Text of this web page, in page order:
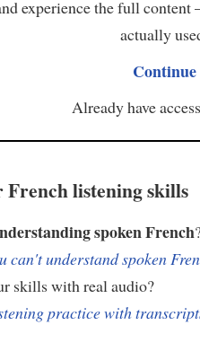
experience the full
actually
Continue
Already have
listening skills
spoken French
can't understand spoken
skills with real audio?
practice with